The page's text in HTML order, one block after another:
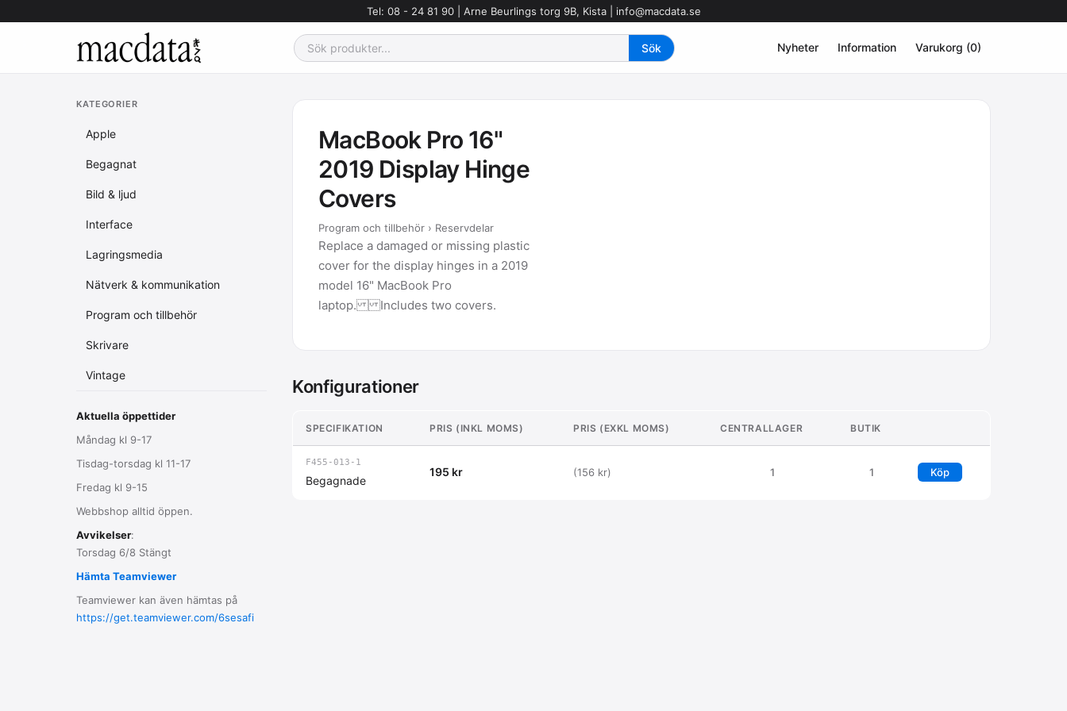
Tel: 08 - 24 81 90 | Arne Beurlings torg 9B, Kista | info@macdata.se
Nyheter Information Varukorg (0)
KATEGORIER
Apple
Begagnat
Bild & ljud
Interface
Lagringsmedia
Nätverk & kommunikation
Program och tillbehör
Skrivare
Vintage
Aktuella öppettider
Måndag kl 9-17
Tisdag-torsdag kl 11-17
Fredag kl 9-15
Webbshop alltid öppen.
Avvikelser:
Torsdag 6/8 Stängt
Hämta Teamviewer
Teamviewer kan även hämtas på
https://get.teamviewer.com/6sesafi
MacBook Pro 16"
2019 Display Hinge
Covers
Program och tillbehör › Reservdelar
Replace a damaged or missing plastic
cover for the display hinges in a 2019
model 16" MacBook Pro
laptop. Includes two covers.
Konfigurationer
SPECIFIKATION PRIS (INKL MOMS) PRIS (EXKL MOMS) CENTRALLAGER BUTIK
F455-013-1
Begagnade
195 kr (156 kr) 1 1 Köp